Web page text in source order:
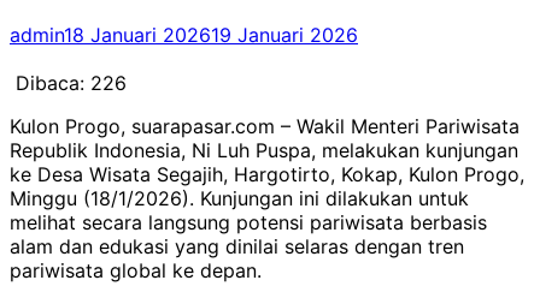
admin18 Januari 202619 Januari 2026
Dibaca: 226
Kulon Progo, suarapasar.com – Wakil Menteri Pariwisata
Republik Indonesia, Ni Luh Puspa, melakukan kunjungan
ke Desa Wisata Segajih, Hargotirto, Kokap, Kulon Progo,
Minggu (18/1/2026). Kunjungan ini dilakukan untuk
melihat secara langsung potensi pariwisata berbasis
alam dan edukasi yang dinilai selaras dengan tren
pariwisata global ke depan.